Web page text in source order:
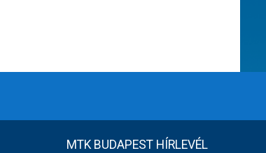
MTK BUDAPEST HÍRLEVÉL